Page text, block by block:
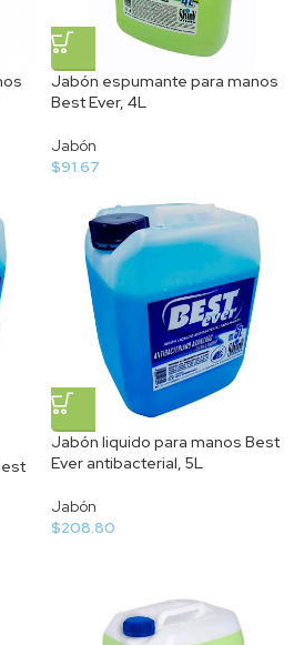
Jabón espumante para manos
Best Ever, 4L
Jabón
$91.67
Jabón liquido para manos Best
Ever antibacterial, 5L
Jabón
$208.80